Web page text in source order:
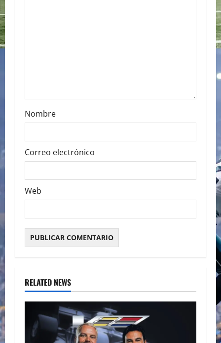
Nombre
Correo electrónico
Web
RELATED NEWS